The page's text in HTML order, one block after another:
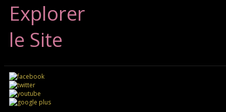
Explorer
le Site